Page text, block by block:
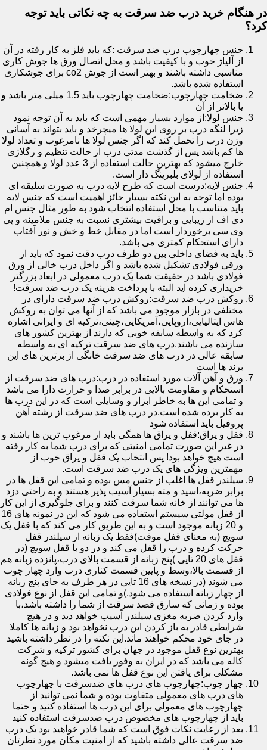
در هنگام خرید درب ضد سرقت به چه نکاتی باید توجه
کرد؟
جنس چهارچوب درب ضد سرقت :که باید فلز به کار رفته در آن
از آلیاژ خوب و با کیفیت باشد و محل اتصال ورق ها جوش کاری
مناسبی داشته باشند و بهتر است از جوش co2 برای جوشکاری
استفاده شده باشد.
ضخامت چهارچوب:ضخامت چهارچوب باید 1.5 میلی متر باشد و
یا بالاتر از آن
جنس لولا:از موارد بسیار مهمی است که باید به آن توجه نمود
زیرا لنگه درب بر روی این لولا ها میچرخد و باید بتواند به آسانی
وزن درب را تحمل کند که اگر جنس لولا ها نامرغوب و تعداد لولا
ها کم باشد پس از گذشت مدتی درب از حالت تنظیم و رگلاژی
خارج میشود که بهترین حالت استفاده از 3 عدد لولا و همچنین
استفاده از لولای بلبرینگ دار است.
جنس لایه:درست است که طرح لایه درب به صورت سلیقه ای
بوده اما توجه به این نکته بسیار حائز اهمیت است که جنس لایه
باید متناسب با محل استفاده انتخاب شود به طور مثال جنس ام
دی اف از زیبایی و براقیت بیشتری نسبت به جنس ملامینه و پی
وی سی برخوردار است اما در مقابل خط و خش و نور آفتاب
دارای استحکام کمتری می باشد.
باید به فضای داخلی بین دو طرف درب دقت نمود که باید از
ورقی فولادی تشکیل شده باشد و اگر داخل درب خالی از ورق
فولادی باشد در حقیقت شما یک درب معمولی در ابعاد بزرگتر
خریداری کرده اید البته با پرداخت هزینه یک درب ضد سرقت!
روکش درب ضد سرقت:روکش درب ضد سرقت دارای در
مختلفی در بازار موجود می باشد که از آنها می توان به روکش
هاس ایتالیایی،اروپایی،آمریکایی،چینی،ترکیه ای و ایرانی اشاره
کرد که به واسطه سابقه خوبی که دارند از بهترین کشور های
سازنده می باشند.درب های ضد سرقت ترکیه ای به واسطه
سابقه عالی در درب های ضد سرقت خانگی از برترین های این
برند ها است
ورق و آهن آلات مورد استفاده در درب:درب های ضد سرقت از
استحکام و مقاومت بالایی در برابر صدا و حرارت دارا می باشد
و تمامی این ها به خاطر ابزار و وسایلی است که در این درب ها
به کار برده شده است.در درب های ضد سرقت از رشته آهن
پروفیل باید استفاده شود
قفل و یراق:قفل و یراق ها همگی باید از مرغوب ترین ها باشند و
در غیر این صورت تمامی امنیتی که برای درب شما به کار رفته
است هیچ خواهد بود! پس انتخاب یک قفل و یراق خوب از
مهمترین ویژگی های یک درب ضد سرقت است.
سیلندر قفل ها اغلب از جنس مس بوده و تمامی این قفل ها در
برابر ضربه،اسید و مته بسیار آسیب پذیر هستند و به راحتی دزد
ها می توانند از خانه شما سرقت کنند و برای جلوگیری از این کار
از قفل مولتی سیستم استفاده می شود که این در نمونه های 16
و 20 زبانه موجود است و به این طریق کار می کند که با قفل یک
سویچ (به معنای قفل موقت)فقط یک زبانه از سیلندر قفل
حرکت کرده و درب را قفل می کند و در دو با قفل سویچ (در
قفل های 20 تایی )پنج زبانه از قسمت بالای درب،پانزده زبانه هم
از قسمت بالا،وسط و پایین قسمت کناری درب وارد چهار چوب
می شوند (در نسخه های 16 تایی در هر طرف به جای پنج زبانه
از چهار زبانه استفاده می شود.)و تمامی این قفل از نوع فولادی
بوده و زمانی که سارق قصد سرقت از شما را داشته باشد،با
وارد کردن ضربه مغزی سیلندر آسیب خواهد دید و در هیچ
شرایطی قادر به باز کردن این درب نخواهد بود و زبانه ها کاملا
در جای خود محکم خواهند ماند.این نکته را در نظر داشته باشید
بهترین نوع قفل موجود در جهان برای کشور ترکیه و شرکت
کاله می باشد که در ایران به وفور یافت میشود و هیچ گونه
مشکلی برای یافتن این نوع قفل ها نمی باشد.
چهار چوب:چهارچوب های درب های ضدسرقت با چهارچوب
های درب های معمولی متفاوت بوده و شما نمی توانید از
چهارچوب های معمولی برای این درب ها استفاده کنید و حتما
باید از چهارچوب های مخصوص درب ضدسرقت استفاده کنید
بعد از رعایت نکات فوق است که شما قادر خواهید بود یک درب
ضد سرقت عالی داشته باشید که از امنیت مکان مورد نظرتان